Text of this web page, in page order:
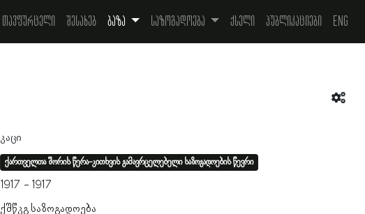
თავფურცელი შესახებ ბაზა საზოგადოება ქსელი პუბლიკაციები Eng
კაცი
ქართველთა შორის წერა-კითხვის გამავრცელებელი საზოგადოების წევრი
1917
1917
ქშწკგ საზოგადოება